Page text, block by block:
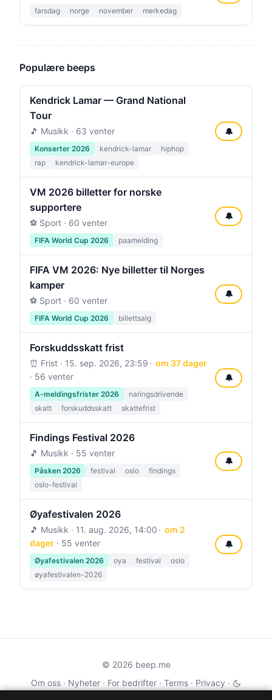
farsdag norge november merkedag
Populære beeps
Kendrick Lamar — Grand National
Tour
🎵 Musikk · 63 venter
Konserter 2026 kendrick-lamar
hiphop
rap
kendrick-lamar-europe
🔔
VM 2026 billetter for norske
supportere
⚽ Sport · 60 venter
FIFA World Cup 2026 paamelding
🔔
FIFA VM 2026: Nye billetter til Norges
kamper
⚽ Sport · 60 venter
FIFA World Cup 2026 billettsalg
🔔
Forskuddsskatt frist
⏰ Frist · 15. sep. 2026, 23:59
om 37 dager
· 56 venter
A-meldingsfrister 2026
naringsdrivende
skatt
forskuddsskatt skattefrist
🔔
Findings Festival 2026
🎵 Musikk · 55 venter
Påsken 2026 festival oslo
findings
oslo-festival
🔔
Øyafestivalen 2026
🎵 Musikk · 11. aug. 2026, 14:00
om 2
dager · 55 venter
Øyafestivalen 2026 oya festival
oslo
øyafestivalen-2026
🔔
© 2026 beep.me
Om oss · Nyheter · For bedrifter · Terms · Privacy ·